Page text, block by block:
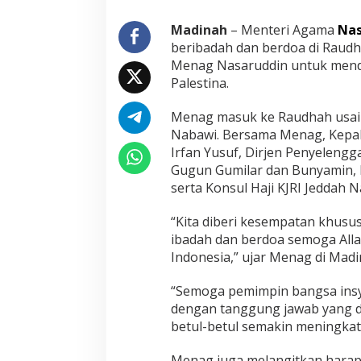
k
a
n
K
e
a
j
u
a
n
I
d
o
n
e
i
a
d
a
Madinah – Menteri Agama
beribadah dan berdoa di
Menag Nasaruddin untuk
Palestina.
Menag masuk ke Raudhah
Nabawi. Bersama Menag,
Irfan Yusuf, Dirjen
Gugun Gumilar dan
serta Konsul Haji KJRI Jeddah
“Kita diberi kesempatan
ibadah dan berdoa semoga
Indonesia,” ujar Menag di
“Semoga pemimpin bangsa
dengan tanggung jawab yang
betul-betul semakin